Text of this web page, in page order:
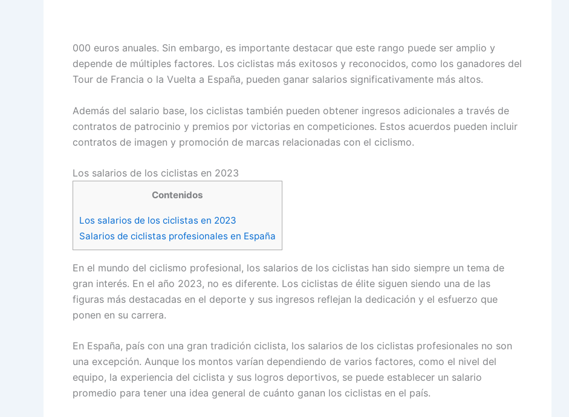
000 euros anuales. Sin embargo, es importante destacar que este rango puede ser amplio y
depende de múltiples factores. Los ciclistas más exitosos y reconocidos, como los ganadores del
Tour de Francia o la Vuelta a España, pueden ganar salarios significativamente más altos.
Además del salario base, los ciclistas también pueden obtener ingresos adicionales a través de
contratos de patrocinio y premios por victorias en competiciones. Estos acuerdos pueden incluir
contratos de imagen y promoción de marcas relacionadas con el ciclismo.
Los salarios de los ciclistas en 2023
Contenidos
Los salarios de los ciclistas en 2023
Salarios de ciclistas profesionales en España
En el mundo del ciclismo profesional, los salarios de los ciclistas han sido siempre un tema de
gran interés. En el año 2023, no es diferente. Los ciclistas de élite siguen siendo una de las
figuras más destacadas en el deporte y sus ingresos reflejan la dedicación y el esfuerzo que
ponen en su carrera.
En España, país con una gran tradición ciclista, los salarios de los ciclistas profesionales no son
una excepción. Aunque los montos varían dependiendo de varios factores, como el nivel del
equipo, la experiencia del ciclista y sus logros deportivos, se puede establecer un salario
promedio para tener una idea general de cuánto ganan los ciclistas en el país.